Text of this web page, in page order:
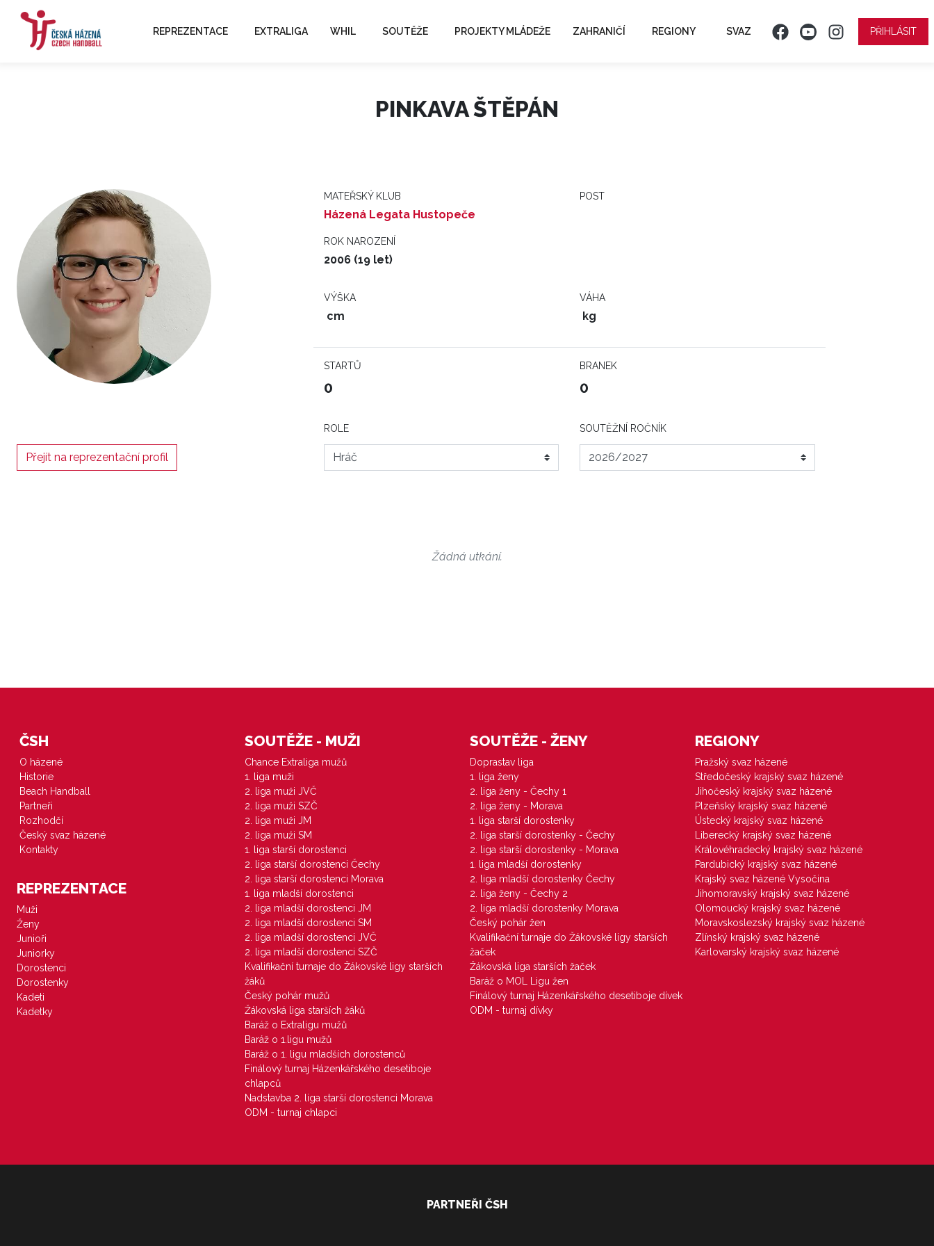
REPREZENTACE EXTRALIGA WHIL SOUTĚŽE PROJEKTY MLÁDEŽE ZAHRANIČÍ REGIONY SVAZ PŘIHLÁSIT
PINKAVA ŠTĚPÁN
MATEŘSKÝ KLUB
Házená Legata Hustopeče
POST
ROK NAROZENÍ
2006 (19 let)
VÝŠKA
cm
VÁHA
kg
STARTŮ
0
BRANEK
0
Přejít na reprezentační profil
ROLE SOUTĚŽNÍ ROČNÍK
Žádná utkání.
ČSH
O házené
Historie
Beach Handball
Partneři
Rozhodčí
Český svaz házené
Kontakty
REPREZENTACE
Muži
Ženy
Junioři
Juniorky
Dorostenci
Dorostenky
Kadeti
Kadetky
SOUTĚŽE - MUŽI
Chance Extraliga mužů
1. liga muži
2. liga muži JVČ
2. liga muži SZČ
2. liga muži JM
2. liga muži SM
1. liga starší dorostenci
2. liga starší dorostenci Čechy
2. liga starší dorostenci Morava
1. liga mladší dorostenci
2. liga mladší dorostenci JM
2. liga mladší dorostenci SM
2. liga mladší dorostenci JVČ
2. liga mladší dorostenci SZČ
Kvalifikační turnaje do Žákovské ligy starších
žáků
Český pohár mužů
Žákovská liga starších žáků
Baráž o Extraligu mužů
Baráž o 1.ligu mužů
Baráž o 1. ligu mladších dorostenců
Finálový turnaj Házenkářského desetiboje
chlapců
Nadstavba 2. liga starší dorostenci Morava
ODM - turnaj chlapci
SOUTĚŽE - ŽENY
Doprastav liga
1. liga ženy
2. liga ženy - Čechy 1
2. liga ženy - Morava
1. liga starší dorostenky
2. liga starší dorostenky - Čechy
2. liga starší dorostenky - Morava
1. liga mladší dorostenky
2. liga mladší dorostenky Čechy
2. liga ženy - Čechy 2
2. liga mladší dorostenky Morava
Český pohár žen
Kvalifikační turnaje do Žákovské ligy starších
žaček
Žákovská liga starších žaček
Baráž o MOL Ligu žen
Finálový turnaj Házenkářského desetiboje dívek
ODM - turnaj dívky
REGIONY
Pražský svaz házené
Středočeský krajský svaz házené
Jihočeský krajský svaz házené
Plzeňský krajský svaz házené
Ústecký krajský svaz házené
Liberecký krajský svaz házené
Královéhradecký krajský svaz házené
Pardubický krajský svaz házené
Krajský svaz házené Vysočina
Jihomoravský krajský svaz házené
Olomoucký krajský svaz házené
Moravskoslezský krajský svaz házené
Zlínský krajský svaz házené
Karlovarský krajský svaz házené
PARTNEŘI ČSH